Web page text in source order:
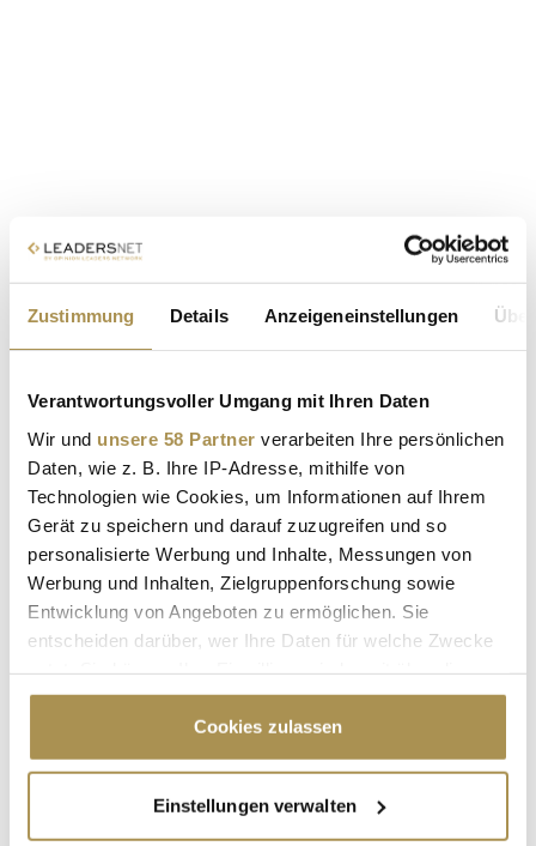
Zustimmung Details Anzeigeneinstellungen
Verantwortungsvoller Umgang mit Ihren Daten
Wir und unsere 58 Partner verarbeiten Ihre persönlichen
Daten, wie z. B. Ihre IP-Adresse, mithilfe von
Technologien wie Cookies, um Informationen auf Ihrem
Gerät zu speichern und darauf zuzugreifen und so
personalisierte Werbung und Inhalte, Messungen von
Werbung und Inhalten, Zielgruppenforschung sowie
Entwicklung von Angeboten zu ermöglichen. Sie
entscheiden darüber, wer Ihre Daten für welche Zwecke
Cookie-Erklärung oder durch Klicken auf das Privacy
Trigger Symbol ändern oder widerrufen
Informationen über Ihre geografische Lage
Cookies zulassen
Einstellungen verwalten